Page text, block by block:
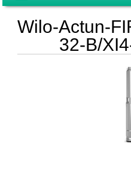
Wilo-Actun-
32-B/